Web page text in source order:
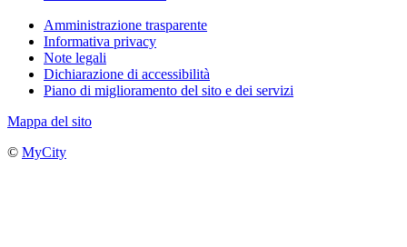
Amministrazione trasparente
Informativa privacy
Note legali
Dichiarazione di accessibilità
Piano di miglioramento del sito e dei servizi
Mappa del sito
© MyCity